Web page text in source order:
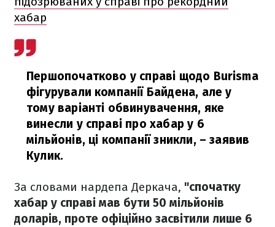
хабар
Першопочатково у справі щодо Burisma
фігурували компанії Байдена, але у
тому варіанті обвинувачення, яке
винесли у справі про хабар у 6
мільйонів, ці компанії зникли, – заявив
Кулик.
За словами нардепа Деркача, "спочатку
хабар у справі мав бути 50 мільйонів
доларів, проте офіційно засвітили лише 6